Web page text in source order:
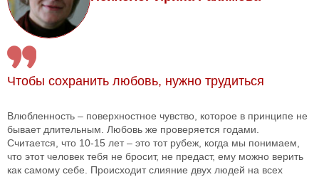
Чтобы сохранить любовь, нужно трудиться
Влюбленность – поверхностное чувство, которое в принципе не
бывает длительным. Любовь же проверяется годами.
Считается, что 10-15 лет – это тот рубеж, когда мы понимаем,
что этот человек тебя не бросит, не предаст, ему можно верить
как самому себе. Происходит слияние двух людей на всех